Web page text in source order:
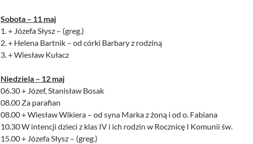
Sobota – 11 maj
1. + Józefa Słysz – (greg.)
2. + Helena Bartnik – od córki Barbary z rodziną
3. + Wiesław Kułacz
Niedziela – 12 maj
06.30 + Józef, Stanisław Bosak
08.00 Za parafian
08.00 + Wiesław Wikiera – od syna Marka z żoną i od o. Fabiana
10.30 W intencji dzieci z klas IV i ich rodzin w Rocznicę I Komunii św.
15.00 + Józefa Słysz – (greg.)